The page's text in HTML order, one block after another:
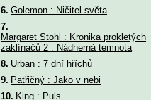
6. Golemon : Ničitel světa
7.
Margaret Stohl : Kronika prokletých
zaklínačů 2 : Nádherná temnota
8. Urban : 7 dní hříchů
9. Patřičný : Jako v nebi
10. King : Puls